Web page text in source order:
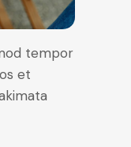
tempor
et